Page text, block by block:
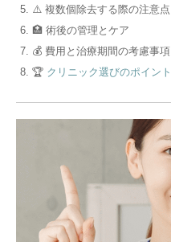
⚠️ 複数個除去する際の注意点
🏥 術後の管理とケア
💰 費用と治療期間の考慮事項
🏆 クリニック選びのポイント